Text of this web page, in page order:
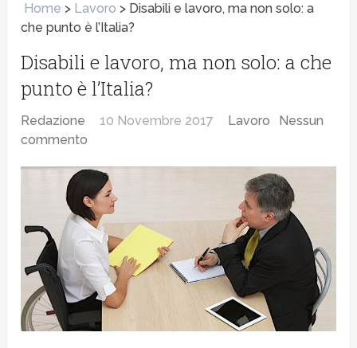
Home > Lavoro > Disabili e lavoro, ma non solo: a
che punto è l’Italia?
Disabili e lavoro, ma non solo: a che
punto è l’Italia?
Redazione 10 Novembre 2017 Lavoro
Nessun
commento